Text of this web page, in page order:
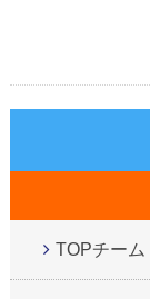
TOPチーム